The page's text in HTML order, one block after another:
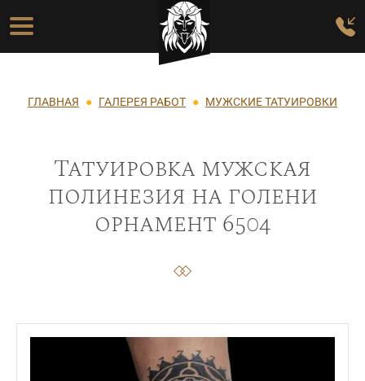
Перейти к основному содержанию
Основная навигация
Строка навигации
ГЛАВНАЯ ГАЛЕРЕЯ РАБОТ МУЖСКИЕ ТАТУИРОВКИ
Татуировка мужская
полинезия на голени
орнамент 6504